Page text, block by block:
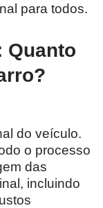
para todos.
Quanto
do veículo.
o processo
das
incluindo